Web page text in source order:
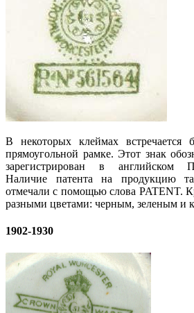
В некоторых клеймах
прямоугольной рамке. Этот знак
зарегистрирован в английском
Наличие патента на продукцию
отмечали с помощью слова PATENT.
разными цветами: черным, зеленым и
1902-1930